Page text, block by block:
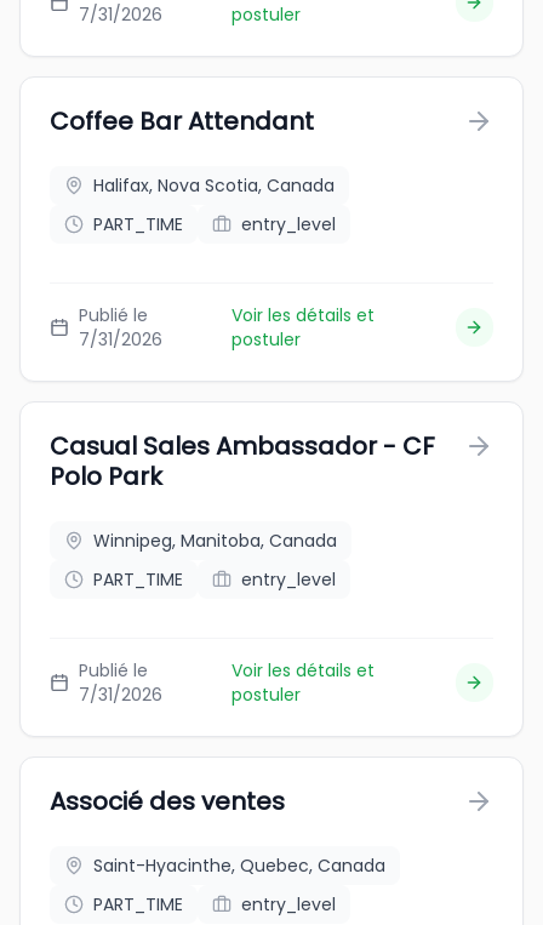
7/31/2026
postuler
Coffee Bar Attendant
Halifax, Nova Scotia, Canada
PART_TIME
entry_level
Publié le
7/31/2026
Voir les détails et
postuler
Casual Sales Ambassador - CF
Polo Park
Winnipeg, Manitoba, Canada
PART_TIME
entry_level
Publié le
7/31/2026
Voir les détails et
postuler
Associé des ventes
Saint-Hyacinthe, Quebec, Canada
PART_TIME
entry_level